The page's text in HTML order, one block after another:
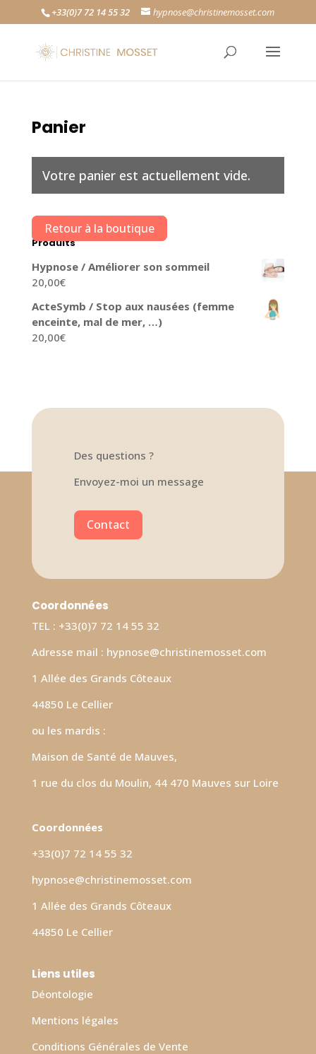
+33(0)7 72 14 55 32 hypnose@christinemosset.com
Panier
Votre panier est actuellement vide.
Retour à la boutique
Produits
Hypnose / Améliorer son sommeil
20,00€
ActeSymb / Stop aux nausées (femme
enceinte, mal de mer, …)
20,00€
Des questions ?
Envoyez-moi un message
Contact
Coordonnées
TEL : +33(0)7 72 14 55 32
Adresse mail : hypnose@christinemosset.com
1 Allée des Grands Côteaux
44850 Le Cellier
ou les mardis :
Maison de Santé de Mauves,
1 rue du clos du Moulin, 44 470 Mauves sur Loire
Coordonnées
+33(0)7 72 14 55 32
hypnose@christinemosset.com
1 Allée des Grands Côteaux
44850 Le Cellier
Liens utiles
Déontologie
Mentions légales
Conditions Générales de Vente